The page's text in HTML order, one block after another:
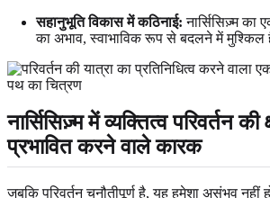
सहानुभूति विकास में कठिनाई: नार्सिसिज़्म
का अभाव, स्वाभाविक रूप से बदलने में मुश्किल
नार्सिसिज़्म में व्यक्तित्व परिवर्तन की
प्रभावित करने वाले कारक
जबकि परिवर्तन चुनौतीपूर्ण है, यह हमेशा असंभव